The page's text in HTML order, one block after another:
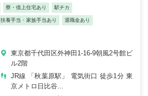
寮・借上住宅あり 駅チカ
扶養手当・家族手当あり 退職金あり
東京都千代田区外神田1-16-9朝風2号館ビ
ル2階
JR線 「秋葉原駅」 電気街口 徒歩1分 東
京メトロ日比谷...